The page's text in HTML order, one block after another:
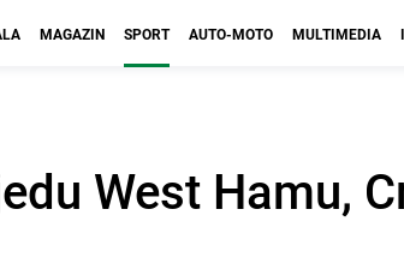
MAGAZIN SPORT AUTO-MOTO MULTIMEDIA
West Hamu,